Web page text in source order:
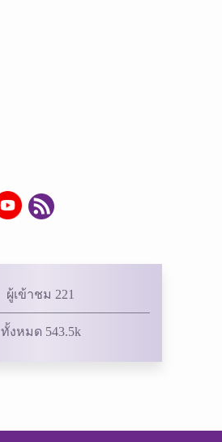
ผู้เข้าชม 221
ทั้งหมด 543.5k